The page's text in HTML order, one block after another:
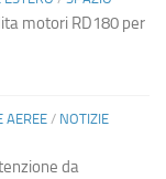
motori RD180 per
AEREE/ NOTIZIE
da